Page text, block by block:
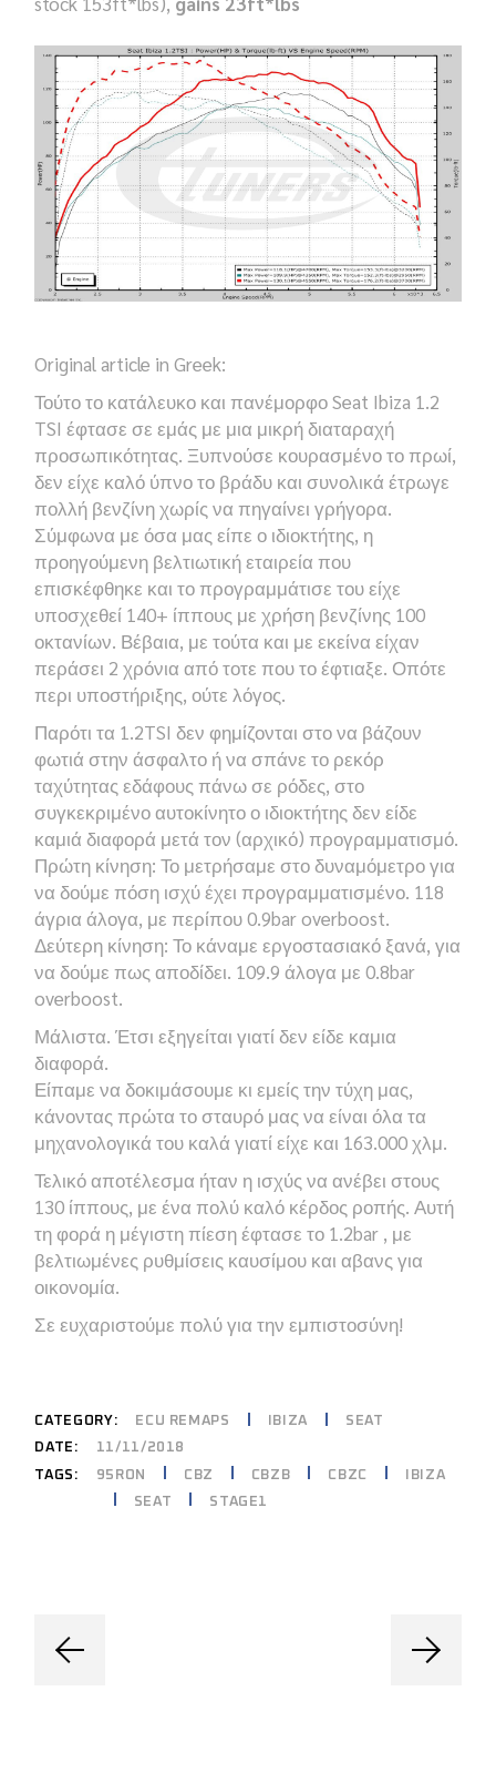
Original article in Greek:
Τούτο το κατάλευκο και πανέμορφο Seat Ibiza 1.2
TSI έφτασε σε εμάς με μια μικρή διαταραχή
προσωπικότητας. Ξυπνούσε κουρασμένο το πρωί,
δεν είχε καλό ύπνο το βράδυ και συνολικά έτρωγε
πολλή βενζίνη χωρίς να πηγαίνει γρήγορα.
Σύμφωνα με όσα μας είπε ο ιδιοκτήτης, η
προηγούμενη βελτιωτική εταιρεία που
επισκέφθηκε και το προγραμμάτισε του είχε
υποσχεθεί 140+ ίππους με χρήση βενζίνης 100
οκτανίων. Βέβαια, με τούτα και με εκείνα είχαν
περάσει 2 χρόνια από τοτε που το έφτιαξε. Οπότε
περι υποστήριξης, ούτε λόγος.
Παρότι τα 1.2TSI δεν φημίζονται στο να βάζουν
φωτιά στην άσφαλτο ή να σπάνε το ρεκόρ
ταχύτητας εδάφους πάνω σε ρόδες, στο
συγκεκριμένο αυτοκίνητο ο ιδιοκτήτης δεν είδε
καμιά διαφορά μετά τον (αρχικό) προγραμματισμό.
Πρώτη κίνηση: Το μετρήσαμε στο δυναμόμετρο για
να δούμε πόση ισχύ έχει προγραμματισμένο. 118
άγρια άλογα, με περίπου 0.9bar overboost.
Δεύτερη κίνηση: Το κάναμε εργοστασιακό ξανά, για
να δούμε πως αποδίδει. 109.9 άλογα με 0.8bar
overboost.
Μάλιστα. Έτσι εξηγείται γιατί δεν είδε καμια
διαφορά.
Είπαμε να δοκιμάσουμε κι εμείς την τύχη μας,
κάνοντας πρώτα το σταυρό μας να είναι όλα τα
μηχανολογικά του καλά γιατί είχε και 163.000 χλμ.
Τελικό αποτέλεσμα ήταν η ισχύς να ανέβει στους
130 ίππους, με ένα πολύ καλό κέρδος ροπής. Αυτή
τη φορά η μέγιστη πίεση έφτασε το 1.2bar , με
βελτιωμένες ρυθμίσεις καυσίμου και αβανς για
οικονομία.
Σε ευχαριστούμε πολύ για την εμπιστοσύνη!
CATEGORY: ECU REMAPS IBIZA
SEAT
DATE:
11/11/2018
TAGS:
95RON CBZ CBZB CBZC
IBIZA
SEAT
STAGE1